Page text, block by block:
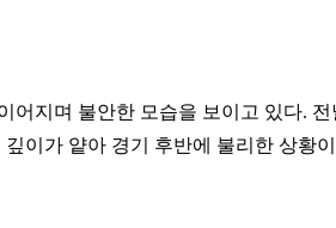
어지며 불안한 모습을 보이고 있다.
이가 얕아 경기 후반에 불리한 상황